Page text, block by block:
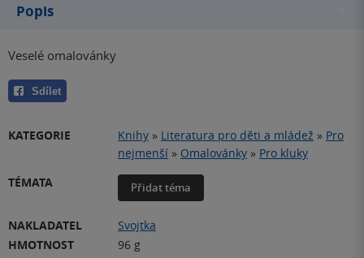
Popis
Veselé omalovánky
Sdílet
KATEGORIE Knihy » Literatura pro děti a mládež » Pro
nejmenší » Omalovánky » Pro kluky
TÉMATA
Přidat téma
NAKLADATEL
Svojtka
HMOTNOST
96 g